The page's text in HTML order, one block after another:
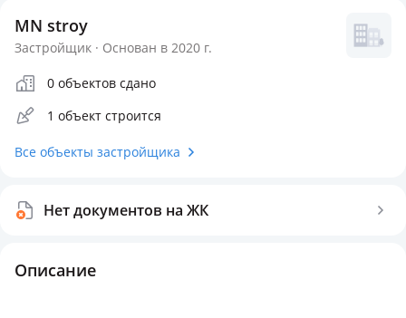
Количество квартир 30
Инфраструктура внутри ЖК
Детская площадка Спортивная площадка
Безопасность
MN stroy
Застройщик · Основан в 2020 г.
0 объектов сдано
1 объект строится
Все объекты застройщика
Нет документов на ЖК
Описание